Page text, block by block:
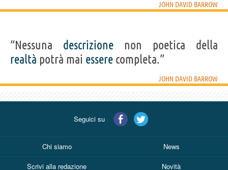
JOHN DAVID BARROW
“Nessuna descrizione non poetica della
realtà potrà mai essere completa.”
JOHN DAVID BARROW
Seguici su
Chi siamo News
Scrivi alla redazione Novità